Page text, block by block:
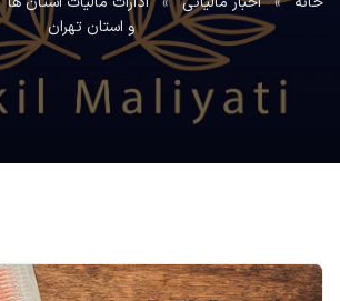
و استان تهران